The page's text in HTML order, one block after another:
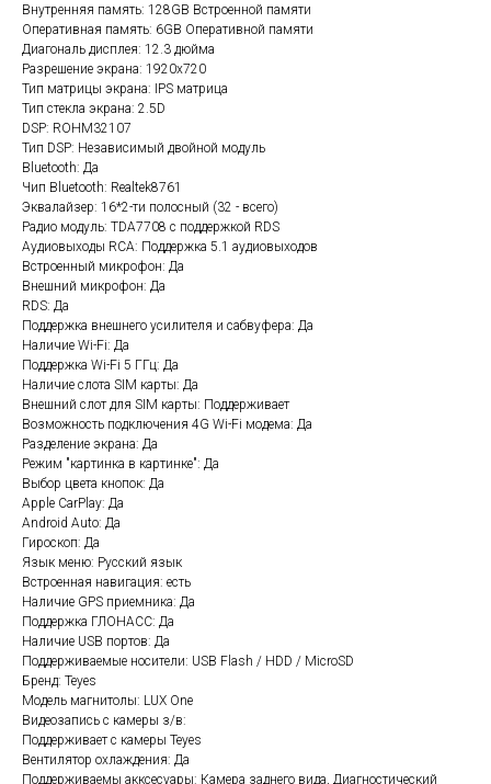
Внутренняя память: 128GB Встроенной памяти
Оперативная память: 6GB Оперативной памяти
Диагональ дисплея: 12.3 дюйма
Разрешение экрана: 1920х720
Тип матрицы экрана: IPS матрица
Тип стекла экрана: 2.5D
DSP: ROHM32107
Тип DSP: Независимый двойной модуль
Bluetooth: Да
Чип Bluetooth: Realtek8761
Эквалайзер: 16*2-ти полосный (32 - всего)
Радио модуль: TDA7708 с поддержкой RDS
Аудиовыходы RCA: Поддержка 5.1 аудиовыходов
Встроенный микрофон: Да
Внешний микрофон: Да
RDS: Да
Поддержка внешнего усилителя и сабвуфера: Да
Наличие Wi-Fi: Да
Поддержка Wi-Fi 5 ГГц: Да
Наличие слота SIM карты: Да
Внешний слот для SIM карты: Поддерживает
Возможность подключения 4G Wi-Fi модема: Да
Разделение экрана: Да
Режим "картинка в картинке": Да
Выбор цвета кнопок: Да
Apple CarPlay: Да
Android Auto: Да
Гироскоп: Да
Язык меню: Русский язык
Встроенная навигация: есть
Наличие GPS приемника: Да
Поддержка ГЛОНАСС: Да
Наличие USB портов: Да
Поддерживаемые носители: USB Flash / HDD / MicroSD
Бренд: Teyes
Модель магнитолы: LUX One
Видеозапись с камеры з/в:
Поддерживает c камеры Teyes
Вентилятор охлаждения: Да
Поддерживаемы акксесуары: Камера заднего вида, Диагностический